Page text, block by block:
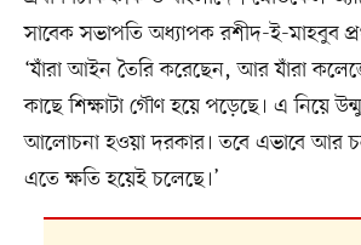
সাবেক সভাপতি অধ্যাপক রশীদ-ই-মাহবুব
‘যাঁরা আইন তৈরি করেছেন, আর যাঁরা
কাছে শিক্ষাটা গৌণ হয়ে পড়েছে। এ নিয়ে
আলোচনা হওয়া দরকার। তবে এভাবে আর
এতে ক্ষতি হয়েই চলেছে।’